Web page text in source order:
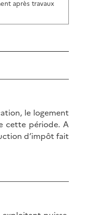
après travaux
le logement
cette période. A
d’impôt fait